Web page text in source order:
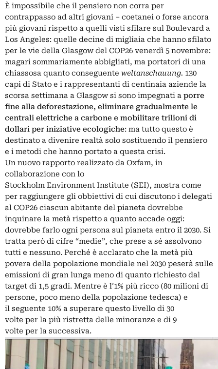
È impossibile che il pensiero non corra per
contrappasso ad altri giovani ‒ coetanei o forse ancora
più giovani rispetto a quelli visti sfilare sul Boulevard a
Los Angeles: quelle decine di migliaia che hanno sfilato
per le vie della Glasgow del COP26 venerdì 5 novembre:
magari sommariamente abbigliati, ma portatori di una
chiassosa quanto conseguente weltanschauung. 130
capi di Stato e i rappresentanti di centinaia aziende la
scorsa settimana a Glasgow si sono impegnati a porre
fine alla deforestazione, eliminare gradualmente le
centrali elettriche a carbone e mobilitare trilioni di
dollari per iniziative ecologiche: ma tutto questo è
destinato a divenire realtà solo sostituendo il pensiero
e i metodi che hanno portato a questa crisi.
Un nuovo rapporto realizzato da Oxfam, in
collaborazione con lo
Stockholm Environment Institute (SEI), mostra come
per raggiungere gli obbiettivi di cui discutono i delegati
al COP26 ciascun abitante del pianeta dovrebbe
inquinare la metà rispetto a quanto accade oggi:
dovrebbe farlo ogni persona sul pianeta entro il 2030. Si
tratta però di cifre “medie”, che prese a sé assolvono
tutti e nessuno. Perché è acclarato che la metà più
povera della popolazione mondiale nel 2030 peserà sulle
emissioni di gran lunga meno di quanto richiesto dal
target di 1,5 gradi. Mentre è l′1% più ricco (80 milioni di
persone, poco meno della popolazione tedesca) e
il seguente 10% a superare questo livello di 30
volte per la più ristretta delle minoranze e di 9
volte per la successiva.